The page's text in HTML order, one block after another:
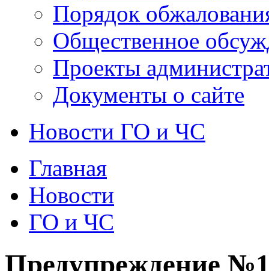
Порядок
Общественное
Проекты
Документы о сайте
Новости ГО и ЧС
Главная
Новости
ГО и ЧС
Предупреждение